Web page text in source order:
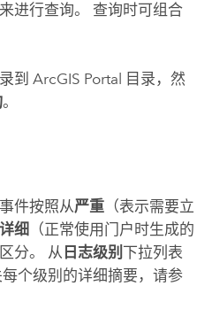
进行查询。 查询时可组合
到 ArcGIS Portal 目录，然
。
件按照从严重（表示需要立
详细 （正常使用门户时生成的
分。 从 日志级别 下拉列表
个级别的详细摘要，请参